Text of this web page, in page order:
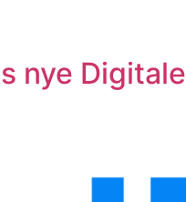
nye Digitale